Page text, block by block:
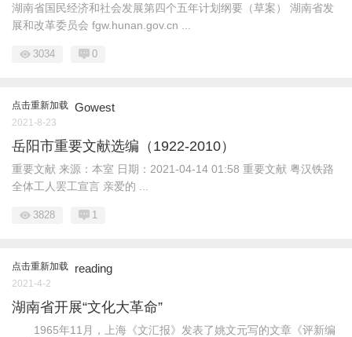
湖南省国民经济和社会发展第四个五年计划纲要（草案） 湖南省发
展和改革委员会 fgw.hunan.gov.cn ...
3034 0
点击重新加载 Gowest
2021-8-23
岳阳市重要文献选编（1922-2010）
重要文献 来源：本室 日期：2021-04-14 01:58 重要文献 粤汉铁路
全体工人罢工宣言 亲爱的 ...
3828 1
点击重新加载 reading
2021-4-2
湖南省开展“文化大革命”
1965年11月，上海《文汇报》发表了姚文元写的文章《评新编